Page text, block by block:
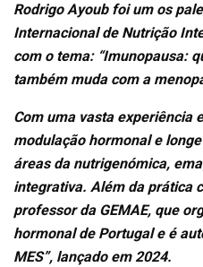
Rodrigo Ayoub foi um os
Internacional de Nutrição
com o tema: “Imunopausa:
também muda com a
Com uma vasta experiência
modulação hormonal e
áreas da nutrigenómica,
integrativa. Além da prática
professor da GEMAE, que
hormonal de Portugal e é
MES”, lançado em 2024.